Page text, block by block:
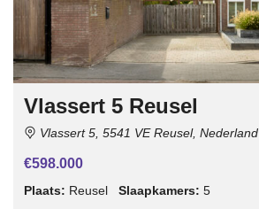
Vlassert 5 Reusel
Vlassert 5, 5541 VE Reusel, Nederland
€598.000
Plaats: Reusel Slaapkamers: 5